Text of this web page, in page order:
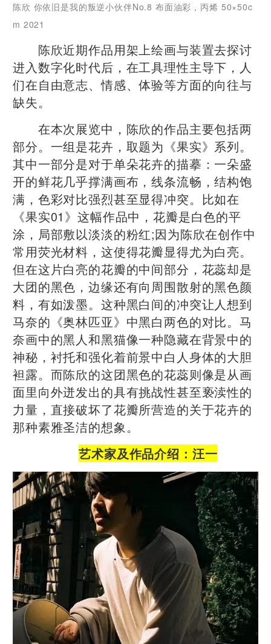
陈欣 你依旧是我的叛逆⼩伙伴No.8 布面油彩，丙烯 50×50c
m 2021
陈欣近期作品用架上绘画与装置去探讨
进入数字化时代后，在工具理性主导下，人
们在自由意志、情感、体验等方面的向往与
缺失。
在本次展览中，陈欣的作品主要包括两
部分。一组是花卉，取题为《果实》系列。
其中一部分是对于单朵花卉的描摹：一朵盛
开的鲜花几乎撑满画布，线条流畅，结构饱
满，色彩对比强烈甚至显得冲突。比如在
《果实01》这幅作品中，花瓣是白色的平
涂，局部敷以淡淡的粉红;因为陈欣在创作中
常用荧光材料，这使得花瓣显得尤为白亮。
但在这片白亮的花瓣的中间部分，花蕊却是
大团的黑色，边缘还有向周围散射的黑色颜
料，有如泼墨。这种黑白间的冲突让人想到
马奈的《奥林匹亚》中黑白两色的对比。马
奈画中的黑人和黑猫像一种隐藏在背景中的
神秘，衬托和强化着前景中白人身体的大胆
袒露。而陈欣的这团黑色的花蕊则像是从画
面里向外迸发出的具有挑战性甚至亵渎性的
力量，直接破坏了花瓣所营造的关于花卉的
那种素雅圣洁的想象。
艺术家及作品介绍： 汪一